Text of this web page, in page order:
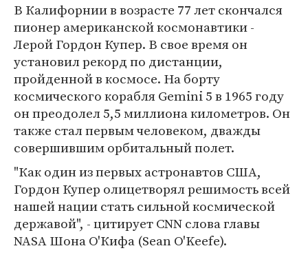
В Калифорнии в возрасте 77 лет скончался
пионер американской космонавтики -
Лерой Гордон Купер. В свое время он
установил рекорд по дистанции,
пройденной в космосе. На борту
космического корабля Gemini 5 в 1965 году
он преодолел 5,5 миллиона километров. Он
также стал первым человеком, дважды
совершившим орбитальный полет.
"Как один из первых астронавтов США,
Гордон Купер олицетворял решимость всей
нашей нации стать сильной космической
державой", - цитирует CNN слова главы
NASA Шона О'Кифа (Sean O'Keefe).